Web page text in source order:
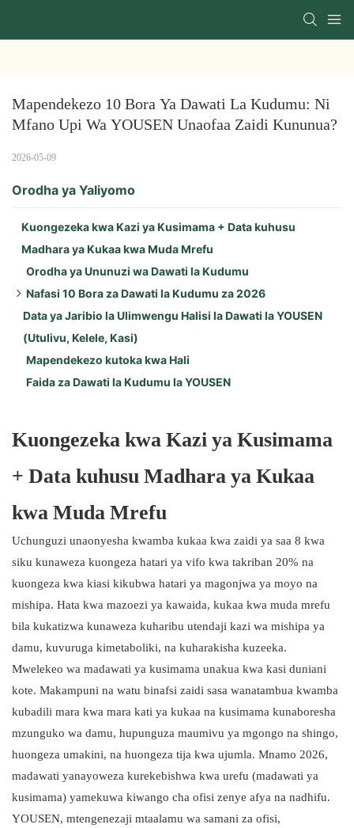
Mapendekezo 10 Bora Ya Dawati La Kudumu: Ni
Mfano Upi Wa YOUSEN Unaofaa Zaidi Kununua?
2026-05-09
Orodha ya Yaliyomo
Kuongezeka kwa Kazi ya Kusimama + Data kuhusu
Madhara ya Kukaa kwa Muda Mrefu
Orodha ya Ununuzi wa Dawati la Kudumu
Nafasi 10 Bora za Dawati la Kudumu za 2026
Mambo Muhimu ya YOUSEN (3 Bora):
Data ya Jaribio la Ulimwengu Halisi la Dawati la YOUSEN
(Utulivu, Kelele, Kasi)
Mapendekezo kutoka kwa Hali
Faida za Dawati la Kudumu la YOUSEN
Kuongezeka kwa Kazi ya Kusimama
+ Data kuhusu Madhara ya Kukaa
kwa Muda Mrefu
Uchunguzi unaonyesha kwamba kukaa kwa zaidi ya saa 8 kwa
siku kunaweza kuongeza hatari ya vifo kwa takriban 20% na
kuongeza kwa kiasi kikubwa hatari ya magonjwa ya moyo na
mishipa. Hata kwa mazoezi ya kawaida, kukaa kwa muda mrefu
bila kukatizwa kunaweza kuharibu utendaji kazi wa mishipa ya
damu, kuvuruga kimetaboliki, na kuharakisha kuzeeka.
Mwelekeo wa madawati ya kusimama unakua kwa kasi duniani
kote. Makampuni na watu binafsi zaidi sasa wanatambua kwamba
kubadili mara kwa mara kati ya kukaa na kusimama kunaboresha
mzunguko wa damu, hupunguza maumivu ya mgongo na shingo,
huongeza umakini, na huongeza tija kwa ujumla. Mnamo 2026,
madawati yanayoweza kurekebishwa kwa urefu (madawati ya
kusimama) yamekuwa kiwango cha ofisi zenye afya na nadhifu.
YOUSEN, mtengenezaji mtaalamu wa samani za ofisi,